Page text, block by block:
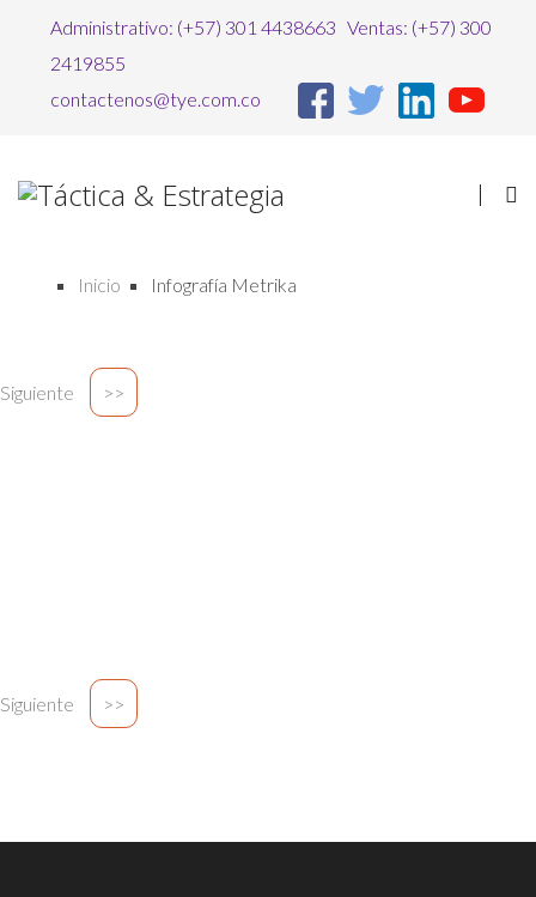
Administrativo: (+57) 301 4438663 Ventas: (+57) 300
2419855
contactenos@tye.com.co
Inicio Infografía Metrika
Siguiente >>
Siguiente >>